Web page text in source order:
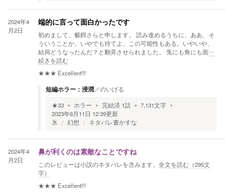
2024年4
月2日
端的に言って面白かったです
初めまして、貘餌さらと申します。 読み進めるうちに、ああ、そ
ういうことか。いやでも待てよ、この可能性もある。いやいや、
結局どうなったんだ？と翻弄させられました。 兎にも角にも面…
続きを読む
★★★ Excellent!!!
短編ホラー：浸潤／のいげる
★33 ホラー 完結済 1話 7,131文字
2023年6月11日 12:39更新
氷
幻想 ネタバレ書かすな
2024年4
月2日
鼻が利くのは素敵なことですね
このレビューは小説のネタバレを含みます。 全文を読む（295文
字）
★★★ Excellent!!!